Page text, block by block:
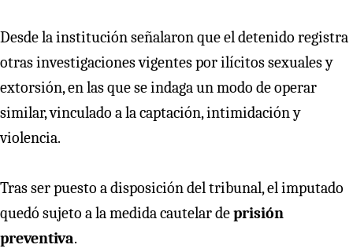
Desde la institución señalaron que el detenido registra
otras investigaciones vigentes por ilícitos sexuales y
extorsión, en las que se indaga un modo de operar
similar, vinculado a la captación, intimidación y
violencia.
Tras ser puesto a disposición del tribunal, el imputado
quedó sujeto a la medida cautelar deprisión
preventiva.